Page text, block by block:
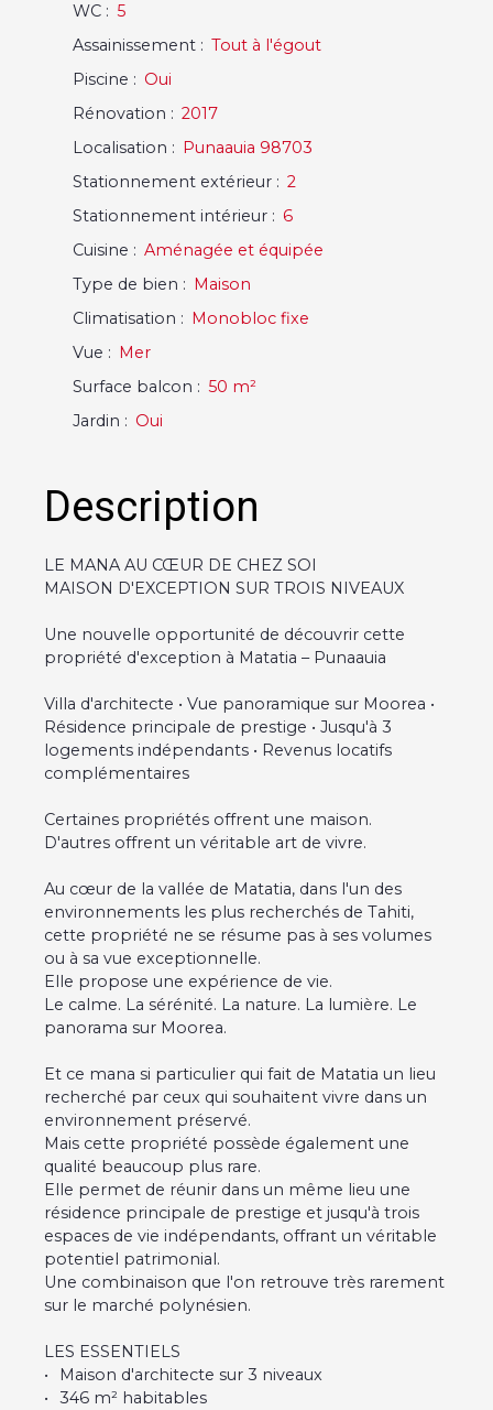
WC : 5
Assainissement : Tout à l'égout
Piscine : Oui
Rénovation : 2017
Localisation : Punaauia 98703
Stationnement extérieur : 2
Stationnement intérieur : 6
Cuisine : Aménagée et équipée
Type de bien : Maison
Climatisation : Monobloc fixe
Vue : Mer
Surface balcon : 50 m²
Jardin : Oui
Description
LE MANA AU CŒUR DE CHEZ SOI
MAISON D'EXCEPTION SUR TROIS NIVEAUX
Une nouvelle opportunité de découvrir cette
propriété d'exception à Matatia – Punaauia
Villa d'architecte • Vue panoramique sur Moorea •
Résidence principale de prestige • Jusqu'à 3
logements indépendants • Revenus locatifs
complémentaires
Certaines propriétés offrent une maison.
D'autres offrent un véritable art de vivre.
Au cœur de la vallée de Matatia, dans l'un des
environnements les plus recherchés de Tahiti,
cette propriété ne se résume pas à ses volumes
ou à sa vue exceptionnelle.
Elle propose une expérience de vie.
Le calme. La sérénité. La nature. La lumière. Le
panorama sur Moorea.
Et ce mana si particulier qui fait de Matatia un lieu
recherché par ceux qui souhaitent vivre dans un
environnement préservé.
Mais cette propriété possède également une
qualité beaucoup plus rare.
Elle permet de réunir dans un même lieu une
résidence principale de prestige et jusqu'à trois
espaces de vie indépendants, offrant un véritable
potentiel patrimonial.
Une combinaison que l'on retrouve très rarement
sur le marché polynésien.
LES ESSENTIELS
Maison d'architecte sur 3 niveaux
346 m² habitables